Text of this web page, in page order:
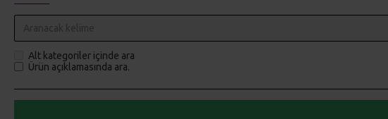
Alt kategoriler içinde ara
Ürün açıklamasında ara.